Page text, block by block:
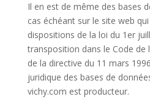
Il en est de même des bases
cas échéant sur le site web
dispositions de la loi du 1er
transposition dans le Code de
de la directive du 11 mars
juridique des bases de
vichy.com est producteur.